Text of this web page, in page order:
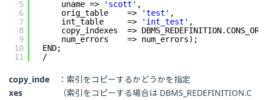
5
6
7
8
9
10
11
uname =>
'scott' ,
orig_table    =>
'test' ,
int_table     =>
'int_test' ,
copy_indexes  =>
num_errors    => num_errors);
END;
/
copy_inde
xes
：索引をコピーするかどうかを指定
（索引をコピーする場合は DBMS_REDEFINITION.C